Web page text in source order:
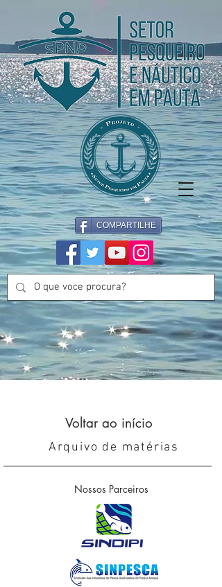
COMPARTILHE
Voltar ao início
Arquivo de matérias
Nossos Parceiros